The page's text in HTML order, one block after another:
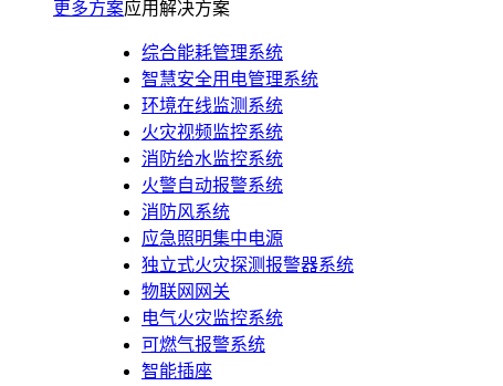
更多方案应用解决方案
综合能耗管理系统
智慧安全用电管理系统
环境在线监测系统
火灾视频监控系统
消防给水监控系统
火警自动报警系统
消防风系统
应急照明集中电源
独立式火灾探测报警器系统
物联网网关
电气火灾监控系统
可燃气报警系统
智能插座